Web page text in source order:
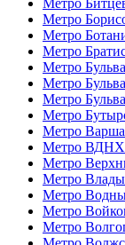
Метро
Метро
Метро
Метро
Метро
Метро
Метро
Метро
Метро ВДНХ
Метро
Метро
Метро
Метро
Метро